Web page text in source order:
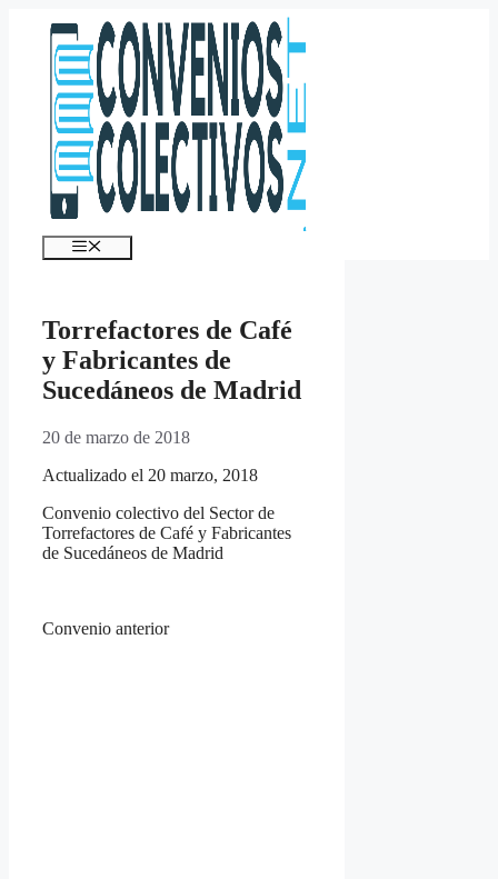
contenido
Menú
Torrefactores de Café
y Fabricantes de
Sucedáneos de Madrid
20 de marzo de 2018
Actualizado el 20 marzo, 2018
Convenio colectivo del Sector de
Torrefactores de Café y Fabricantes
de Sucedáneos de Madrid
Convenio anterior